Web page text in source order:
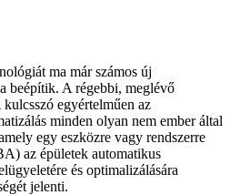
ma már számos új
beépítik. A régebbi, meglévő
egyértelműen az
minden olyan nem ember által
egy eszközre vagy rendszerre
az épületek automatikus
és optimalizálására
jelenti.